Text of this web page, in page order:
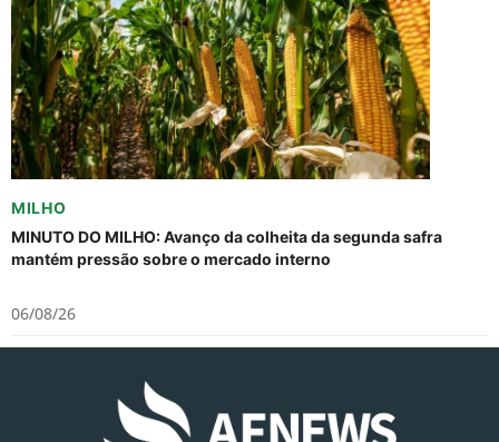
MILHO
MINUTO DO MILHO: Avanço da colheita da segunda safra
mantém pressão sobre o mercado interno
06/08/26